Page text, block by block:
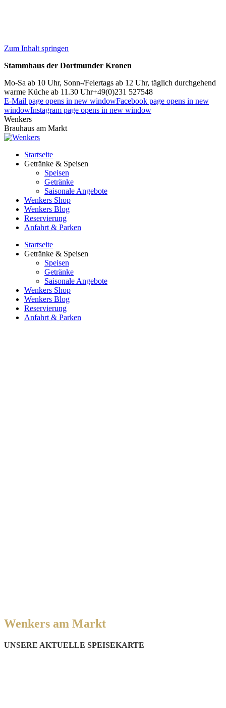
Zum Inhalt springen
Stammhaus der Dortmunder Kronen
Mo-Sa ab 10 Uhr, Sonn-/Feiertags ab 12 Uhr, täglich durchgehend
warme Küche ab 11.30 Uhr+49(0)231 527548
E-Mail page opens in new windowFacebook page opens in new
windowInstagram page opens in new window
Wenkers
Brauhaus am Markt
Startseite
Getränke & Speisen
Speisen
Getränke
Saisonale Angebote
Wenkers Shop
Wenkers Blog
Reservierung
Anfahrt & Parken
Startseite
Getränke & Speisen
Speisen
Getränke
Saisonale Angebote
Wenkers Shop
Wenkers Blog
Reservierung
Anfahrt & Parken
Wenkers am Markt
UNSERE AKTUELLE SPEISEKARTE